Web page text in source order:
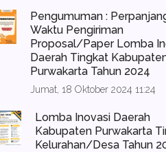
Pengumuman :
Waktu Pengiriman
Proposal/Paper Lomba
Daerah Tingkat
Purwakarta Tahun 2024
Jumat, 18 Oktober 2024 11:24
Lomba Inovasi Daerah
Kabupaten Purwakarta
Kelurahan/Desa Tahun